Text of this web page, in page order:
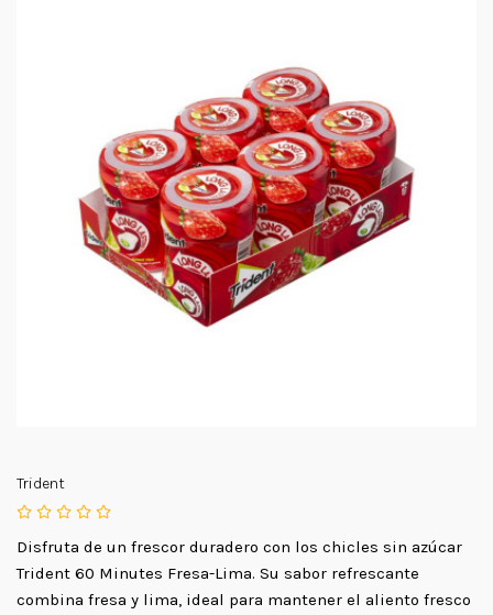
Trident
Disfruta de un frescor duradero con los chicles sin azúcar
Trident 60 Minutes Fresa-Lima. Su sabor refrescante
combina fresa y lima, ideal para mantener el aliento fresco